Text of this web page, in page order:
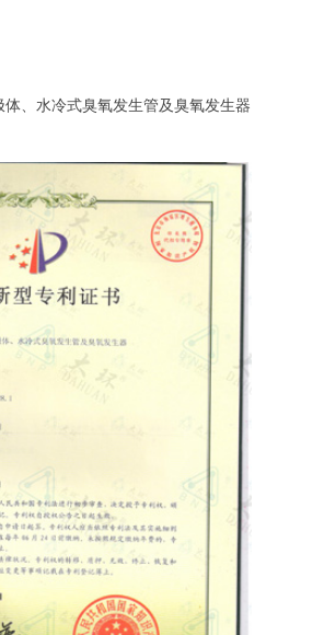
、水冷式臭氧发生管及臭氧发生器